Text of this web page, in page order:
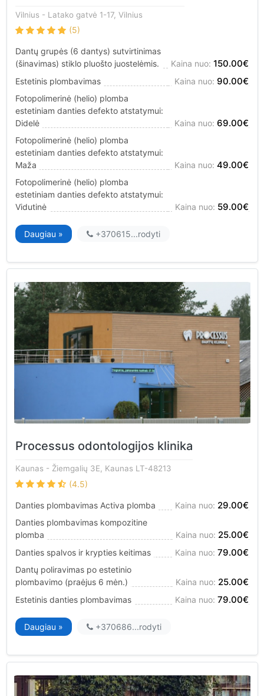
Vilnius - Latako gatvė 1-17, Vilnius
(5)
Dantų grupės (6 dantys) sutvirtinimas
(šinavimas) stiklo pluošto juostelėmis.
Kaina nuo: 150.00€
Estetinis plombavimas Kaina nuo: 90.00€
Fotopolimerinė (helio) plomba
estetiniam danties defekto atstatymui:
Didelė
Kaina nuo: 69.00€
Fotopolimerinė (helio) plomba
estetiniam danties defekto atstatymui:
Maža
Kaina nuo: 49.00€
Fotopolimerinė (helio) plomba
estetiniam danties defekto atstatymui:
Vidutinė
Kaina nuo: 59.00€
Daugiau » +370615...rodyti
Processus odontologijos klinika
Kaunas - Žiemgalių 3E, Kaunas LT-48213
(4.5)
Danties plombavimas Activa plomba Kaina nuo: 29.00€
Danties plombavimas kompozitine
plomba
Kaina nuo: 25.00€
Danties spalvos ir krypties keitimas Kaina nuo: 79.00€
Dantų poliravimas po estetinio
plombavimo (praėjus 6 mėn.)
Kaina nuo: 25.00€
Estetinis danties plombavimas Kaina nuo: 79.00€
Daugiau » +370686...rodyti